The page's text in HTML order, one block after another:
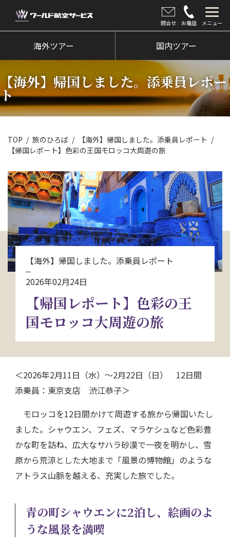
問合せ お電話 メニュー
海外ツアー
国内ツアー
クルーズツアー
ツアー催行状況
旅のひろば
イベント
新着情報
会社情報
お問い合わせ
電話にてお問い合わせ
検索
海外ツアー 国内ツアー
【海外】帰国しました。添乗員レポー
ト
TOP 旅のひろば
【海外】帰国しました。添乗員レポート
【帰国レポート】色彩の王国モロッコ大周遊の旅
【海外】帰国しました。添乗員レポート
2026年02月24日
【帰国レポート】色彩の王
国モロッコ大周遊の旅
＜2026年2月11日（水）～2月22日（日） 12日間
添乗員：東京支店 渋江恭子＞
モロッコを12日間かけて周遊する旅から帰国いたし
ました。シャウエン、フェズ、マラケシュなど色彩豊
かな町を訪ね、広大なサハラ砂漠で一夜を明かし、雪
原から荒涼とした大地まで「風景の博物館」のような
アトラス山脈を越える、充実した旅でした。
青の町シャウエンに2泊し、絵画のよ
うな風景を満喫